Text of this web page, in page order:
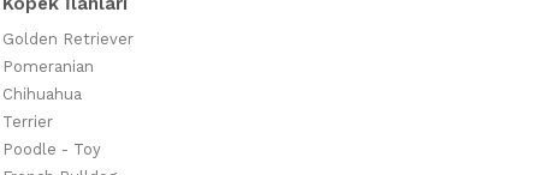
Golden Retriever
Pomeranian
Chihuahua
Terrier
Poodle - Toy